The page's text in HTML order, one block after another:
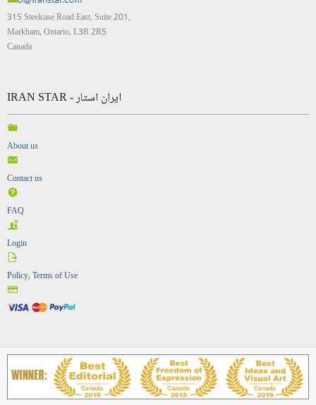
315 Steelcase Road East, Suite 201,
Markham, Ontario, L3R 2R5
Canada
IRAN STAR - ایران استار
About us
Contact us
FAQ
Login
Policy, Terms of Use